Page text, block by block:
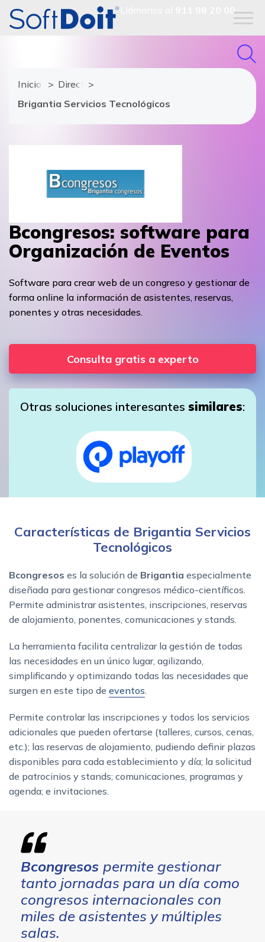
911 98 20 00
Inicio
Directorio de proveedores
Brigantia Servicios Tecnológicos
Bcongresos: software para
Organización de Eventos
Software para crear web de un congreso y gestionar de
forma online la información de asistentes, reservas,
ponentes y otras necesidades.
Consulta gratis a experto
Otras soluciones interesantes similares:
Características de Brigantia Servicios
Tecnológicos
Bcongresos es la solución de Brigantia especialmente
diseñada para gestionar congresos médico-científicos.
Permite administrar asistentes, inscripciones, reservas
de alojamiento, ponentes, comunicaciones y stands.
La herramienta facilita centralizar la gestión de todas
las necesidades en un único lugar, agilizando,
simplificando y optimizando todas las necesidades que
surgen en este tipo de eventos
Permite controlar las inscripciones y todos los servicios
adicionales que pueden ofertarse (talleres, cursos, cenas,
etc.); las reservas de alojamiento, pudiendo definir plazas
disponibles para cada establecimiento y día; la solicitud
de patrocinios y stands; comunicaciones, programas y
agenda; e invitaciones.
Bcongresos permite gestionar
tanto jornadas para un día como
congresos internacionales con
miles de asistentes y múltiples
salas.